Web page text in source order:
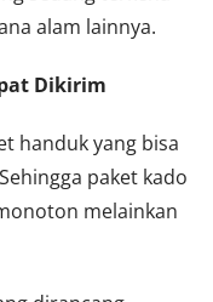
alam lainnya.
Dikirim
handuk yang bisa
paket kado
melainkan